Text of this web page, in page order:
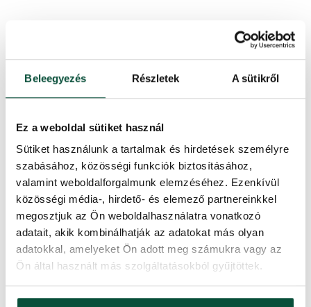
Beleegyezés Részletek A sütikről
Ez a weboldal sütiket használ
Sütiket használunk a tartalmak és hirdetések személyre
szabásához, közösségi funkciók biztosításához,
valamint weboldalforgalmunk elemzéséhez. Ezenkívül
közösségi média-, hirdető- és elemező partnereinkkel
megosztjuk az Ön weboldalhasználatra vonatkozó
adatait, akik kombinálhatják az adatokat más olyan
adatokkal, amelyeket Ön adott meg számukra vagy az
Ön által használt más szolgáltatásokból gyűjtöttek.
Súly (netto) 5,5
Alkotóelemek száma 1
Súly (brutto) 7,5